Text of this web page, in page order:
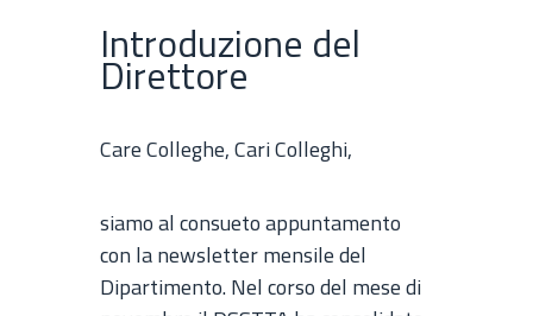
Introduzione del
Direttore
Care Colleghe, Cari Colleghi,
siamo al consueto appuntamento
con la newsletter mensile del
Dipartimento. Nel corso del mese di